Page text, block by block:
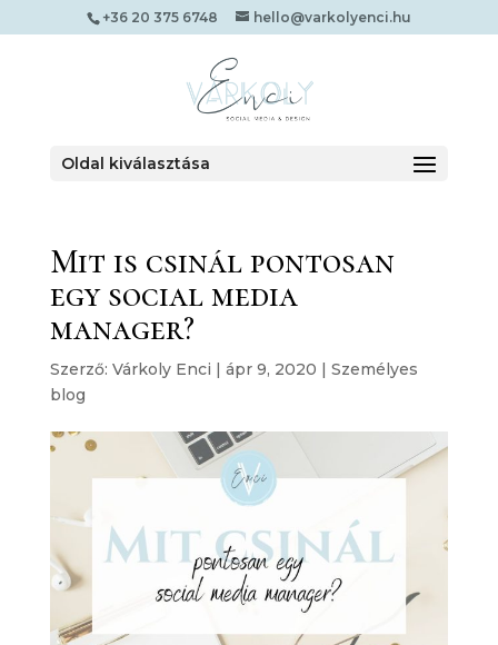
+36 20 375 6748 hello@varkolyenci.hu
Oldal kiválasztása
Mit is csinál pontosan
egy social media
manager?
Szerző: Várkoly Enci | ápr 9, 2020 | Személyes
blog